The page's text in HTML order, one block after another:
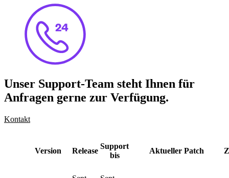
Unser Support-Team steht Ihnen für
Anfragen gerne zur Verfügung.
Kontakt
Version Release
Support
bis
Aktueller Patch